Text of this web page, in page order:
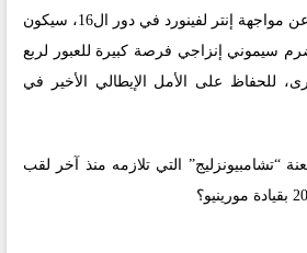
ومع القرعة التي أسفرت عن مواجهة إنتر لفينورد في دور ال16، سيكون
سيموني إنزاجي فرصة كبيرة للعبور لربع
للحفاظ على الأمل الإيطالي الأخير في
“تشامبيونزليج” التي تلازمه منذ آخر لقب